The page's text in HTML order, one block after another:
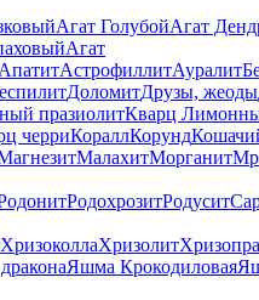
Агат ГолубойАгат
Агат
АпатитАстрофиллитАуралит
ДоломитДрузы, жеоды
празиолитКварц
черриКораллКорунд
МалахитМорганит
РодохрозитРодусит
ХризоколлаХризолит
Яшма Крокодиловая